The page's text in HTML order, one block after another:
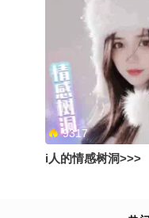
9317
i人的情感树洞>>>